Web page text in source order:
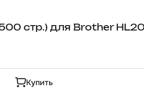
стр.) для Brother
Купить